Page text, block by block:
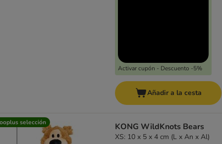
Activar cupón - Descuento -5%
Añadir a la cesta
selección KONG WildKnots Bears
XS: 10 x 5 x 4 cm (L x An x Al)